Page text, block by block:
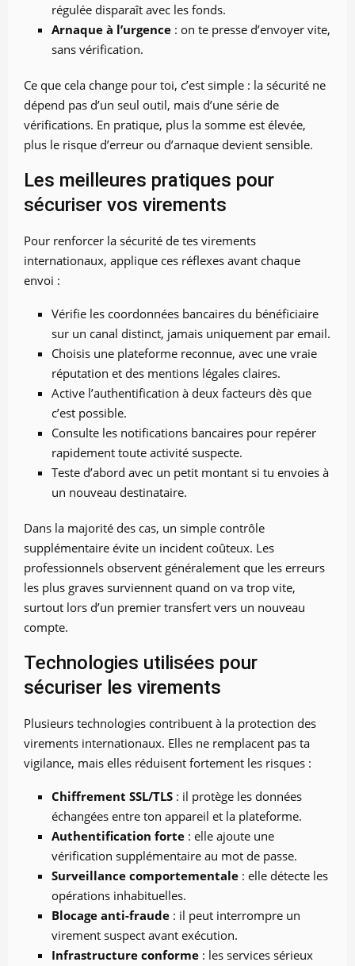
régulée disparaît avec les fonds.
Arnaque à l’urgence : on te presse d’envoyer vite,
sans vérification.
Ce que cela change pour toi, c’est simple : la sécurité ne
dépend pas d’un seul outil, mais d’une série de
vérifications. En pratique, plus la somme est élevée,
plus le risque d’erreur ou d’arnaque devient sensible.
Les meilleures pratiques pour
sécuriser vos virements
Pour renforcer la sécurité de tes virements
internationaux, applique ces réflexes avant chaque
envoi :
Vérifie les coordonnées bancaires du bénéficiaire
sur un canal distinct, jamais uniquement par email.
Choisis une plateforme reconnue, avec une vraie
réputation et des mentions légales claires.
Active l’authentification à deux facteurs dès que
c’est possible.
Consulte les notifications bancaires pour repérer
rapidement toute activité suspecte.
Teste d’abord avec un petit montant si tu envoies à
un nouveau destinataire.
Dans la majorité des cas, un simple contrôle
supplémentaire évite un incident coûteux. Les
professionnels observent généralement que les erreurs
les plus graves surviennent quand on va trop vite,
surtout lors d’un premier transfert vers un nouveau
compte.
Technologies utilisées pour
sécuriser les virements
Plusieurs technologies contribuent à la protection des
virements internationaux. Elles ne remplacent pas ta
vigilance, mais elles réduisent fortement les risques :
Chiffrement SSL/TLS : il protège les données
échangées entre ton appareil et la plateforme.
Authentification forte : elle ajoute une
vérification supplémentaire au mot de passe.
Surveillance comportementale : elle détecte les
opérations inhabituelles.
Blocage anti-fraude : il peut interrompre un
virement suspect avant exécution.
Infrastructure conforme : les services sérieux